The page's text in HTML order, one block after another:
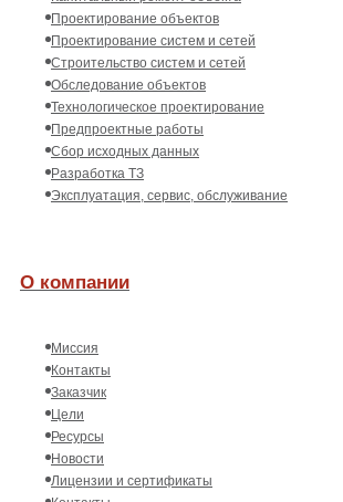
Проектирование объектов
Проектирование систем и сетей
Строительство систем и сетей
Обследование объектов
Технологическое проектирование
Предпроектные работы
Сбор исходных данных
Разработка ТЗ
Эксплуатация, сервис, обслуживание
О компании
Миссия
Контакты
Заказчик
Цели
Ресурсы
Новости
Лицензии и сертификаты